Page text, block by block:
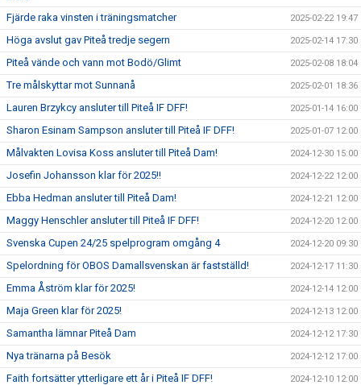
Fjärde raka vinsten i träningsmatcher 2025-02-22 19:47
Höga avslut gav Piteå tredje segern 2025-02-14 17:30
Piteå vände och vann mot Bodö/Glimt 2025-02-08 18:04
Tre målskyttar mot Sunnanå 2025-02-01 18:36
Lauren Brzykcy ansluter till Piteå IF DFF! 2025-01-14 16:00
Sharon Esinam Sampson ansluter till Piteå IF DFF! 2025-01-07 12:00
Målvakten Lovisa Koss ansluter till Piteå Dam! 2024-12-30 15:00
Josefin Johansson klar för 2025!! 2024-12-22 12:00
Ebba Hedman ansluter till Piteå Dam! 2024-12-21 12:00
Maggy Henschler ansluter till Piteå IF DFF! 2024-12-20 12:00
Svenska Cupen 24/25 spelprogram omgång 4 2024-12-20 09:30
Spelordning för OBOS Damallsvenskan är fastställd! 2024-12-17 11:30
Emma Åström klar för 2025! 2024-12-14 12:00
Maja Green klar för 2025! 2024-12-13 12:00
Samantha lämnar Piteå Dam 2024-12-12 17:30
Nya tränarna på Besök 2024-12-12 17:00
Faith fortsätter ytterligare ett år i Piteå IF DFF! 2024-12-10 12:00